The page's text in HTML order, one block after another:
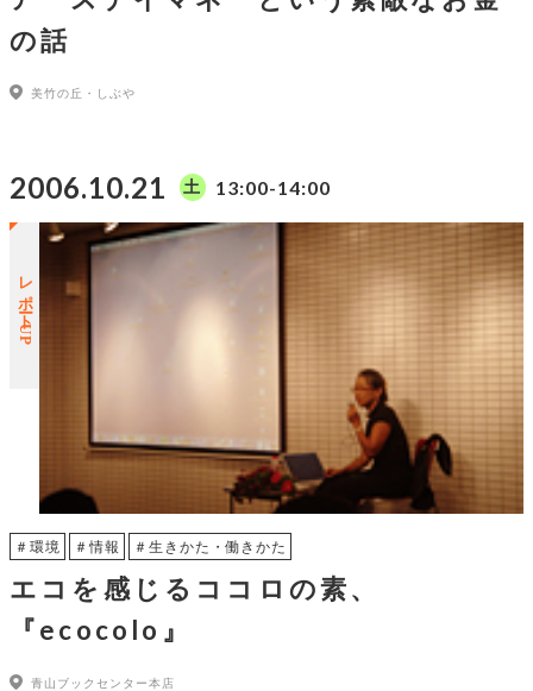
の話
美竹の丘・しぶや
2006.10.21 土 13:00-14:00
レポートUP
＃環境 ＃情報 ＃生きかた・働きかた
エコを感じるココロの素、
『ecocolo』
青山ブックセンター本店